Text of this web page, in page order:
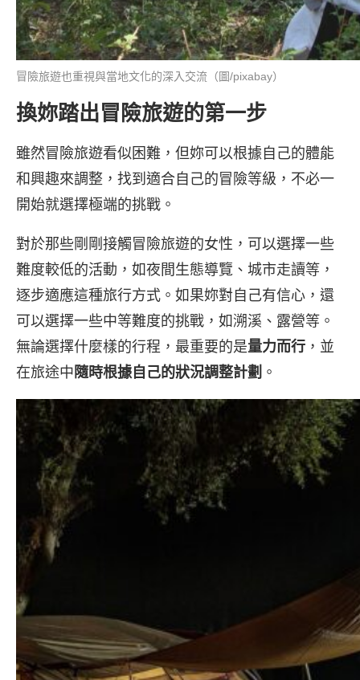
冒險旅遊也重視與當地文化的深入交流（圖/pixabay）
換妳踏出冒險旅遊的第一步
雖然冒險旅遊看似困難，但妳可以根據自己的體能
和興趣來調整，找到適合自己的冒險等級，不必一
開始就選擇極端的挑戰。
對於那些剛剛接觸冒險旅遊的女性，可以選擇一些
難度較低的活動，如夜間生態導覽、城市走讀等，
逐步適應這種旅行方式。如果妳對自己有信心，還
可以選擇一些中等難度的挑戰，如溯溪、露營等。
無論選擇什麼樣的行程，最重要的是量力而行 ，並
在旅途中 隨時根據自己的狀況調整計劃 。